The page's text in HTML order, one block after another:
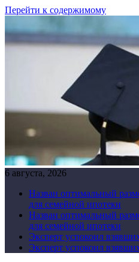
Перейти к содержимому
6 августа, 2026
Назван оптимальный
для семейной ипотеки
Назван оптимальный
для семейной ипотеки
Эксперт успокоил
Эксперт успокоил